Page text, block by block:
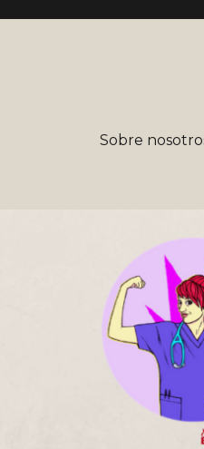
Sobre